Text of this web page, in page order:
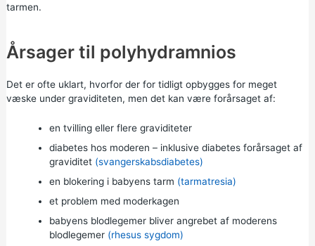
tarmen.
Årsager til polyhydramnios
Det er ofte uklart, hvorfor der for tidligt opbygges for meget
væske under graviditeten, men det kan være forårsaget af:
en tvilling eller flere graviditeter
diabetes hos moderen – inklusive diabetes forårsaget af
graviditet (svangerskabsdiabetes)
en blokering i babyens tarm (tarmatresia)
et problem med moderkagen
babyens blodlegemer bliver angrebet af moderens
blodlegemer (rhesus sygdom)